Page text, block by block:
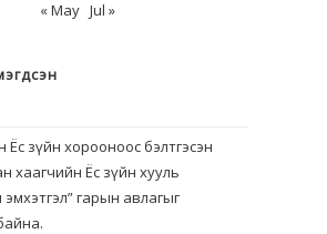
« May Jul »
зүйн хорооноос бэлтгэсэн
хаагчийн Ёс зүйн хууль
гарын авлагыг